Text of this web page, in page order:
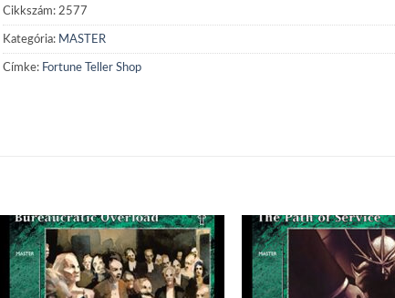
Cikkszám: 2577
Kategória: MASTER
Címke: Fortune Teller Shop
Add to
wishlist